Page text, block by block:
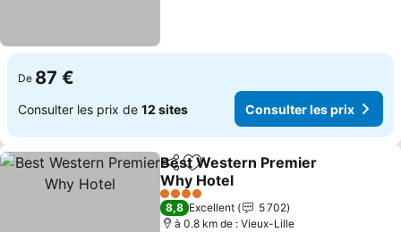
De 87 €
Consulter les prix de 12 sites Consulter les prix
PartagerAjouter à mes favoris
Best Western Premier
Why Hotel
Consulter les prix
4 Étoiles
8,8 Excellent
5 702
à 0.8 km de : Vieux-Lille